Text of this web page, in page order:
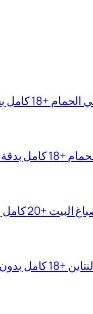
بجودة عالية
عالية
كامل بجودة عالية
بدون تغبيش